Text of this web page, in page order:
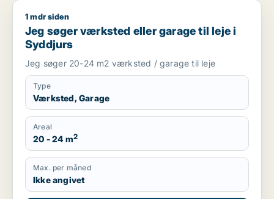
Jeg søger værksted eller garage til leje i Syddjurs
1 mdr siden
Jeg søger værksted eller garage til leje i
Syddjurs
Jeg søger 20-24 m2 værksted / garage til leje
Type
Værksted, Garage
Areal
20 - 24 m2
Max. per måned
Ikke angivet